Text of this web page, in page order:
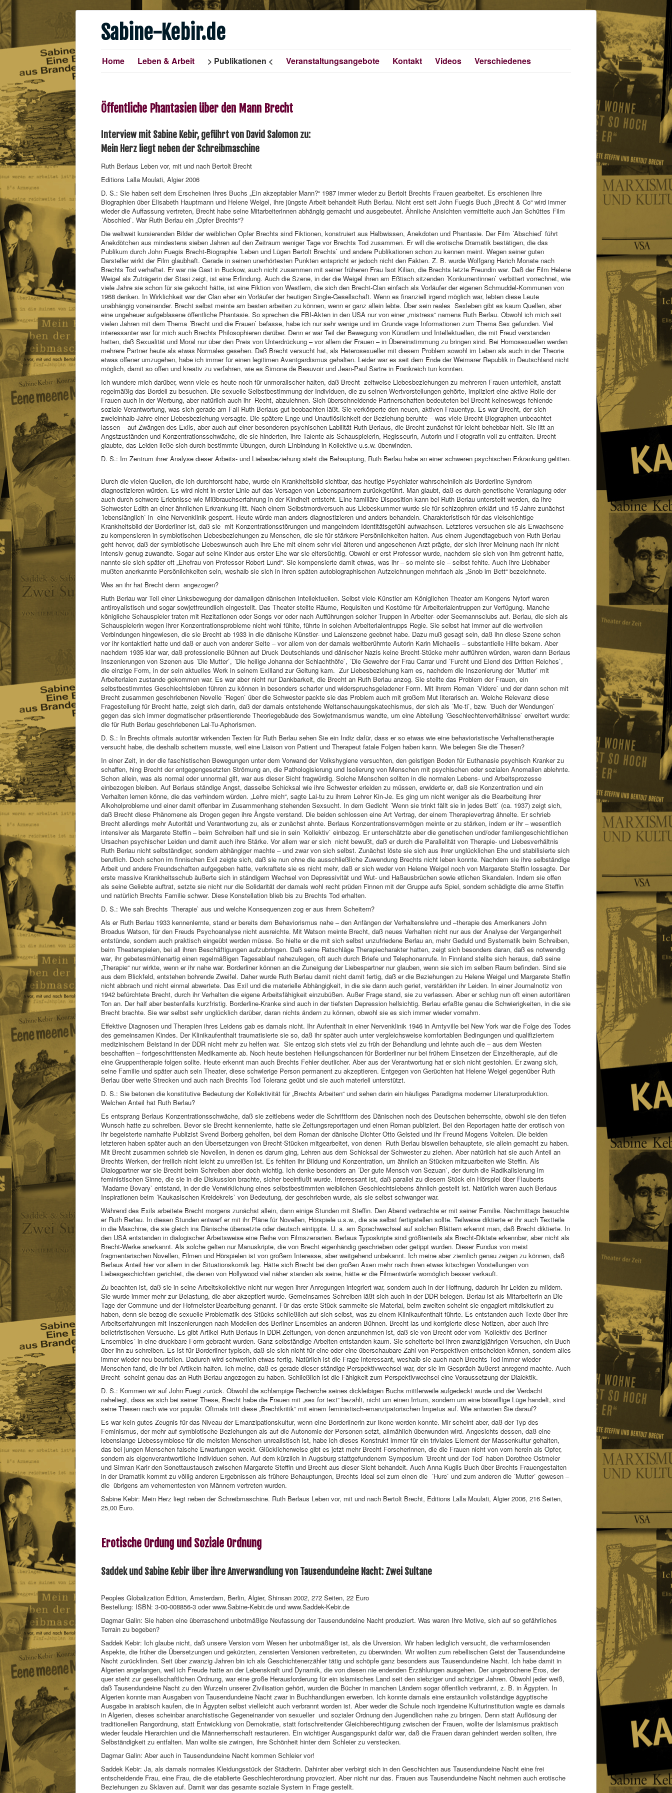
Sabine-Kebir.de
Home Leben & Arbeit Publikationen Veranstaltungsangebote Kontakt Videos Verschiedenes
Öffentliche Phantasien über den Mann Brecht
Interview mit Sabine Kebir, geführt von David Salomon zu:
Mein Herz liegt neben der Schreibmaschine
Ruth Berlaus Leben vor, mit und nach Bertolt Brecht
Editions Lalla Moulati, Algier 2006
D. S.: Sie haben seit dem Erscheinen Ihres Buchs „Ein akzeptabler Mann?“ 1987 immer wieder zu Bertolt Brechts Frauen gearbeitet. Es erschienen Ihre
Biographien über Elisabeth Hauptmann und Helene Weigel, ihre jüngste Arbeit behandelt Ruth Berlau. Nicht erst seit John Fuegis Buch „Brecht & Co“ wird immer
wieder die Auffassung vertreten, Brecht habe seine Mitarbeiterinnen abhängig gemacht und ausgebeutet. Ähnliche Ansichten vermittelte auch Jan Schüttes Film
´Abschied`. War Ruth Berlau ein „Opfer Brechts“?
Die weltweit kursierenden Bilder der weiblichen Opfer Brechts sind Fiktionen, konstruiert aus Halbwissen, Anekdoten und Phantasie. Der Film ´Abschied` führt
Anekdötchen aus mindestens sieben Jahren auf den Zeitraum weniger Tage vor Brechts Tod zusammen. Er will die erotische Dramatik bestätigen, die das
Publikum durch John Fuegis Brecht-Biographie ´Leben und Lügen Bertolt Brechts` und andere Publikationen schon zu kennen meint. Wegen seiner guten
Darsteller wirkt der Film glaubhaft. Gerade in seinen unerhörtesten Punkten entspricht er jedoch nicht den Fakten. Z. B. wurde Wolfgang Harich Monate nach
Brechts Tod verhaftet. Er war nie Gast in Buckow, auch nicht zusammen mit seiner früheren Frau Isot Kilian, die Brechts letzte Freundin war. Daß der Film Helene
Weigel als Zuträgerin der Stasi zeigt, ist eine Erfindung. Auch die Szene, in der die Weigel ihren am Eßtisch sitzenden ´Konkurrentinnen` verbittert vorrechnet, wie
viele Jahre sie schon für sie gekocht hätte, ist eine Fiktion von Westlern, die sich den Brecht-Clan einfach als Vorläufer der eigenen Schmuddel-Kommunen von
1968 denken. In Wirklichkeit war der Clan eher ein Vorläufer der heutigen Single-Gesellschaft. Wenn es finanziell irgend möglich war, lebten diese Leute
unabhängig voneinander. Brecht selbst meinte am besten arbeiten zu können, wenn er ganz allein lebte. Über sein reales Sexleben gibt es kaum Quellen, aber
eine ungeheuer aufgeblasene öffentliche Phantasie. So sprechen die FBI-Akten in den USA nur von einer „mistress“ namens Ruth Berlau. Obwohl ich mich seit
vielen Jahren mit dem Thema ´Brecht und die Frauen` befasse, habe ich nur sehr wenige und im Grunde vage Informationen zum Thema Sex gefunden. Viel
interessanter war für mich auch Brechts Philosophieren darüber. Denn er war Teil der Bewegung von Künstlern und Intellektuellen, die mit Freud verstanden
hatten, daß Sexualität und Moral nur über den Preis von Unterdrückung – vor allem der Frauen – in Übereinstimmung zu bringen sind. Bei Homosexuellen werden
mehrere Partner heute als etwas Normales gesehen. Daß Brecht versucht hat, als Heterosexueller mit diesem Problem sowohl im Leben als auch in der Theorie
etwas offener umzugehen, habe ich immer für einen legitimen Avantgardismus gehalten. Leider war es seit dem Ende der Weimarer Republik in Deutschland nicht
möglich, damit so offen und kreativ zu verfahren, wie es Simone de Beauvoir und Jean-Paul Sartre in Frankreich tun konnten.
Ich wundere mich darüber, wenn viele es heute noch für unmoralischer halten, daß Brecht zeitweise Liebesbeziehungen zu mehreren Frauen unterhielt, anstatt
regelmäßig das Bordell zu besuchen. Die sexuelle Selbstbestimmung der Individuen, die zu seinen Wertvorstellungen gehörte, impliziert eine aktive Rolle der
Frauen auch in der Werbung, aber natürlich auch ihr Recht, abzulehnen. Sich überschneidende Partnerschaften bedeuteten bei Brecht keineswegs fehlende
soziale Verantwortung, was sich gerade am Fall Ruth Berlaus gut beobachten läßt. Sie verkörperte den neuen, aktiven Frauentyp. Es war Brecht, der sich
zweieinhalb Jahre einer Liebesbeziehung versagte. Die spätere Enge und Unauflöslichkeit der Beziehung beruhte – was viele Brecht-Biographen unbeachtet
lassen – auf Zwängen des Exils, aber auch auf einer besonderen psychischen Labilität Ruth Berlaus, die Brecht zunächst für leicht behebbar hielt. Sie litt an
Angstzuständen und Konzentrationsschwäche, die sie hinderten, ihre Talente als Schauspielerin, Regisseurin, Autorin und Fotografin voll zu entfalten. Brecht
glaubte, das Leiden ließe sich durch bestimmte Übungen, durch Einbindung in Kollektive u.s.w. überwinden.
D. S.: Im Zentrum ihrer Analyse dieser Arbeits- und Liebesbeziehung steht die Behauptung, Ruth Berlau habe an einer schweren psychischen Erkrankung gelitten.
Durch die vielen Quellen, die ich durchforscht habe, wurde ein Krankheitsbild sichtbar, das heutige Psychiater wahrscheinlich als Borderline-Syndrom
diagnostizieren würden. Es wird nicht in erster Linie auf das Versagen von Lebenspartnern zurückgeführt. Man glaubt, daß es durch genetische Veranlagung oder
auch durch schwere Erlebnisse wie Mißbrauchserfahrung in der Kindheit entsteht. Eine familiäre Disposition kann bei Ruth Berlau unterstellt werden, da ihre
Schwester Edith an einer ähnlichen Erkrankung litt. Nach einem Selbstmordversuch aus Liebeskummer wurde sie für schizophren erklärt und 15 Jahre zunächst
´lebenslänglich` in eine Nervenklinik gesperrt. Heute würde man anders diagnostizieren und anders behandeln. Charakteristisch für das vielschichtige
Krankheitsbild der Borderliner ist, daß sie mit Konzentrationsstörungen und mangelndem Identitätsgefühl aufwachsen. Letzteres versuchen sie als Erwachsene
zu kompensieren in symbiotischen Liebesbeziehungen zu Menschen, die sie für stärkere Persönlichkeiten halten. Aus einem Jugendtagebuch von Ruth Berlau
geht hervor, daß der symbiotische Liebeswunsch auch ihre Ehe mit einem sehr viel älteren und angesehenen Arzt prägte, der sich ihrer Meinung nach ihr nicht
intensiv genug zuwandte. Sogar auf seine Kinder aus erster Ehe war sie eifersüchtig. Obwohl er erst Professor wurde, nachdem sie sich von ihm getrennt hatte,
nannte sie sich später oft „Ehefrau von Professor Robert Lund“. Sie kompensierte damit etwas, was ihr – so meinte sie – selbst fehlte. Auch ihre Liebhaber
mußten anerkannte Persönlichkeiten sein, weshalb sie sich in ihren späten autobiographischen Aufzeichnungen mehrfach als „Snob im Bett“ bezeichnete.
Was an ihr hat Brecht denn angezogen?
Ruth Berlau war Teil einer Linksbewegung der damaligen dänischen Intellektuellen. Selbst viele Künstler am Königlichen Theater am Kongens Nytorf waren
antiroyalistisch und sogar sowjetfreundlich eingestellt. Das Theater stellte Räume, Requisiten und Kostüme für Arbeiterlaientruppen zur Verfügung. Manche
königliche Schauspieler traten mit Rezitationen oder Songs vor oder nach Aufführungen solcher Truppen in Arbeiter- oder Seemannsclubs auf. Berlau, die sich als
Schauspielerin wegen ihrer Konzentrationsprobleme nicht wohl fühlte, führte in solchen Arbeiterlaientrupps Regie. Sie selbst hat immer auf die wertvollen
Verbindungen hingewiesen, die sie Brecht ab 1933 in die dänische Künstler- und Laienszene geebnet habe. Dazu muß gesagt sein, daß ihn diese Szene schon
vor ihr kontaktiert hatte und daß er auch von anderer Seite – vor allem von der damals weltberühmte Autorin Karin Michaelis – substantielle Hilfe bekam. Aber
nachdem 1935 klar war, daß professionelle Bühnen auf Druck Deutschlands und dänischer Nazis keine Brecht-Stücke mehr aufführen würden, waren dann Berlaus
Inszenierungen von Szenen aus ´Die Mutter`, ´Die heilige Johanna der Schlachthöfe`, ´Die Gewehre der Frau Carrar und ´Furcht und Elend des Dritten Reiches`,
die einzige Form, in der sein aktuelles Werk in seinem Exilland zur Geltung kam. Zur Liebesbeziehung kam es, nachdem die Inszenierung der ´Mutter` mit
Arbeiterlaien zustande gekommen war. Es war aber nicht nur Dankbarkeit, die Brecht an Ruth Berlau anzog. Sie stellte das Problem der Frauen, ein
selbstbestimmtes Geschlechtsleben führen zu können in besonders scharfer und widerspruchsgeladener Form. Mit ihrem Roman ´Videre` und der dann schon mit
Brecht zusammen geschriebenen Novelle ´Regen` über die Schwester packte sie das Problem auch mit großem Mut literarisch an. Welche Relevanz diese
Fragestellung für Brecht hatte, zeigt sich darin, daß der damals entstehende Weltanschauungskatechismus, der sich als ´Me-ti`, bzw. ´Buch der Wendungen`
gegen das sich immer dogmatischer präsentierende Theoriegebäude des Sowjetmarxismus wandte, um eine Abteilung ´Geschlechterverhältnisse` erweitert wurde:
die für Ruth Berlau geschriebenen Lai-Tu-Aphorismen.
D. S.: In Brechts oftmals autoritär wirkenden Texten für Ruth Berlau sehen Sie ein Indiz dafür, dass er so etwas wie eine behavioristische Verhaltenstherapie
versucht habe, die deshalb scheitern musste, weil eine Liaison von Patient und Therapeut fatale Folgen haben kann. Wie belegen Sie die Thesen?
In einer Zeit, in der die faschistischen Bewegungen unter dem Vorwand der Volkshygiene versuchten, den geistigen Boden für Euthanasie psychisch Kranker zu
schaffen, hing Brecht der entgegengesetzten Strömung an, die Pathologisierung und Isolierung von Menschen mit psychischen oder sozialen Anomalien ablehnte.
Schon allein, was als normal oder unnormal gilt, war aus dieser Sicht fragwürdig. Solche Menschen sollten in die normalen Lebens- und Arbeitsprozesse
einbezogen bleiben. Auf Berlaus ständige Angst, dasselbe Schicksal wie ihre Schwester erleiden zu müssen, erwiderte er, daß sie Konzentration und ein
Verhalten lernen könne, die das verhindern würden. „Lehre mich“, sagte Lai-tu zu ihrem Lehrer Kin-Je. Es ging um nicht weniger als die Bearbeitung ihrer
Alkoholprobleme und einer damit offenbar im Zusammenhang stehenden Sexsucht. In dem Gedicht ´Wenn sie trinkt fällt sie in jedes Bett` (ca. 1937) zeigt sich,
daß Brecht diese Phänomene als Drogen gegen ihre Ängste verstand. Die beiden schlossen eine Art Vertrag, der einem Therapievertrag ähnelte. Er schrieb
Brecht allerdings mehr Autorität und Verantwortung zu, als er zunächst ahnte. Berlaus Konzentrationsvermögen meinte er zu stärken, indem er ihr – wesentlich
intensiver als Margarete Steffin – beim Schreiben half und sie in sein ´Kollektiv` einbezog. Er unterschätzte aber die genetischen und/oder famliengeschichtlichen
Ursachen psychischer Leiden und damit auch ihre Stärke. Vor allem war er sich nicht bewußt, daß er durch die Parallelität von Therapie- und Liebesverhältnis
Ruth Berlau nicht selbständiger, sondern abhängiger machte – und zwar von sich selbst. Zunächst löste sie sich aus ihrer unglücklichen Ehe und stabilisierte sich
beruflich. Doch schon im finnischen Exil zeigte sich, daß sie nun ohne die ausschließliche Zuwendung Brechts nicht leben konnte. Nachdem sie ihre selbständige
Arbeit und andere Freundschaften aufgegeben hatte, verkraftete sie es nicht mehr, daß er sich weder von Helene Weigel noch von Margarete Steffin lossagte. Der
erste massive Krankheitsschub äußerte sich in ständigem Wechsel von Depressivität und Wut- und Haßausbrüchen sowie etlichen Skandalen. Indem sie offen
als seine Geliebte auftrat, setzte sie nicht nur die Solidarität der damals wohl recht prüden Finnen mit der Gruppe aufs Spiel, sondern schädigte die arme Steffin
und natürlich Brechts Familie schwer. Diese Konstellation blieb bis zu Brechts Tod erhalten.
D. S.: Wie sah Brechts ´Therapie` aus und welche Konsequenzen zog er aus ihrem Scheitern?
Als er Ruth Berlau 1933 kennenlernte, stand er bereits dem Behaviorismus nahe – den Anfängen der Verhaltenslehre und –therapie des Amerikaners John
Broadus Watson, für den Freuds Psychoanalyse nicht ausreichte. Mit Watson meinte Brecht, daß neues Verhalten nicht nur aus der Analyse der Vergangenheit
entstünde, sondern auch praktisch eingeübt werden müsse. So hielte er die mit sich selbst unzufriedene Berlau an, mehr Geduld und Systematik beim Schreiben,
beim Theaterspielen, bei all ihren Beschäftigungen aufzubringen. Daß seine Ratschläge Therapiecharakter hatten, zeigt sich besonders daran, daß es notwendig
war, ihr gebetesmühlenartig einen regelmäßigen Tagesablauf nahezulegen, oft auch durch Briefe und Telephonanrufe. In Finnland stellte sich heraus, daß seine
„Therapie“ nur wirkte, wenn er ihr nahe war. Borderliner können an die Zuneigung der Liebespartner nur glauben, wenn sie sich im selben Raum befinden. Sind sie
aus dem Blickfeld, entstehen bohrende Zweifel. Daher wurde Ruth Berlau damit nicht damit fertig, daß er die Beziehungen zu Helene Weigel und Margarete Steffin
nicht abbrach und nicht einmal abwertete. Das Exil und die materielle Abhängigkeit, in die sie dann auch geriet, verstärkten ihr Leiden. In einer Journalnotiz von
1942 befürchtete Brecht, durch ihr Verhalten die eigene Arbeitsfähigkeit einzubüßen. Außer Frage stand, sie zu verlassen. Aber er schlug nun oft einen autoritären
Ton an. Der half aber bestenfalls kurzfristig. Borderline-Kranke sind auch in der tiefsten Depression hellsichtig. Berlau erfaßte genau die Schwierigkeiten, in die sie
Brecht brachte. Sie war selbst sehr unglücklich darüber, daran nichts ändern zu können, obwohl sie es sich immer wieder vornahm.
Effektive Diagnosen und Therapien ihres Leidens gab es damals nicht. Ihr Aufenthalt in einer Nervenklinik 1946 in Amtyville bei New York war die Folge des Todes
des gemeinsamen Kindes. Der Klinikaufenthalt traumatisierte sie so, daß ihr später auch unter vergleichsweise komfortablen Bedingungen und qualifiziertem
medizinischem Beistand in der DDR nicht mehr zu helfen war. Sie entzog sich stets viel zu früh der Behandlung und lehnte auch die – aus dem Westen
beschafften – fortgeschrittensten Medikamente ab. Noch heute bestehen Heilungschancen für Borderliner nur bei frühem Einsetzen der Einzeltherapie, auf die
eine Gruppentherapie folgen sollte. Heute erkennt man auch Brechts Fehler deutlicher. Aber aus der Verantwortung hat er sich nicht gestohlen. Er zwang sich,
seine Familie und später auch sein Theater, diese schwierige Person permanent zu akzeptieren. Entgegen von Gerüchten hat Helene Weigel gegenüber Ruth
Berlau über weite Strecken und auch nach Brechts Tod Toleranz geübt und sie auch materiell unterstützt.
D. S.: Sie betonen die konstitutive Bedeutung der Kollektivität für „Brechts Arbeiten“ und sehen darin ein häufiges Paradigma moderner Literaturproduktion.
Welchen Anteil hat Ruth Berlau?
Es entsprang Berlaus Konzentrationsschwäche, daß sie zeitlebens weder die Schriftform des Dänischen noch des Deutschen beherrschte, obwohl sie den tiefen
Wunsch hatte zu schreiben. Bevor sie Brecht kennenlernte, hatte sie Zeitungsreportagen und einen Roman publiziert. Bei den Reportagen hatte der erotisch von
ihr begeisterte namhafte Publizist Svend Borberg geholfen, bei dem Roman der dänische Dichter Otto Gelsted und ihr Freund Mogens Voltelen. Die beiden
letzteren haben später auch an den Übersetzungen von Brecht-Stücken mitgearbeitet, von denen Ruth Berlau bisweilen behauptete, sie allein gemacht zu haben.
Mit Brecht zusammen schrieb sie Novellen, in denen es darum ging, Lehren aus dem Schicksal der Schwester zu ziehen. Aber natürlich hat sie auch Anteil an
Brechts Werken, der freilich nicht leicht zu umreißen ist. Es fehlten ihr Bildung und Konzentration, um ähnlich an Stücken mitzuarbeiten wie Steffin. Als
Dialogpartner war sie Brecht beim Schreiben aber doch wichtig. Ich denke besonders an ´Der gute Mensch von Sezuan`, der durch die Radikalisierung im
feministischen Sinne, die sie in die Diskussion brachte, sicher beeinflußt wurde. Interessant ist, daß parallel zu diesem Stück ein Hörspiel über Flauberts
´Madame Bovary` entstand, in der die Verwirklichung eines selbstbestimmten weiblichen Geschlechtslebens ähnlich gestellt ist. Natürlich waren auch Berlaus
Inspirationen beim ´Kaukasischen Kreidekreis` von Bedeutung, der geschrieben wurde, als sie selbst schwanger war.
Während des Exils arbeitete Brecht morgens zunächst allein, dann einige Stunden mit Steffin. Den Abend verbrachte er mit seiner Familie. Nachmittags besuchte
er Ruth Berlau. In diesen Stunden entwarf er mit ihr Pläne für Novellen, Hörspiele u.s.w., die sie selbst fertigstellen sollte. Teilweise diktierte er ihr auch Textteile
in die Maschine, die sie gleich ins Dänische übersetzte oder deutsch eintippte. U. a. am Sprachwechsel auf solchen Blättern erkennt man, daß Brecht diktierte. In
den USA entstanden in dialogischer Arbeitsweise eine Reihe von Filmszenarien. Berlaus Typoskripte sind größtenteils als Brecht-Diktate erkennbar, aber nicht als
Brecht-Werke anerkannt. Als solche gelten nur Manuskripte, die von Brecht eigenhändig geschrieben oder getippt wurden. Dieser Fundus von meist
fragmentarischen Novellen, Filmen und Hörspielen ist von großem Interesse, aber weitgehend unbekannt. Ich meine aber ziemlich genau zeigen zu können, daß
Berlaus Anteil hier vor allem in der Situationskomik lag. Hätte sich Brecht bei den großen Axen mehr nach ihren etwas kitschigen Vorstellungen von
Liebesgeschichten gerichtet, die denen von Hollywood viel näher standen als seine, hätte er die Filmentwürfe womöglich besser verkauft.
Zu beachten ist, daß sie in seine Arbeitskollektive nicht nur wegen ihrer Anregungen integriert war, sondern auch in der Hoffnung, dadurch ihr Leiden zu mildern.
Sie wurde immer mehr zur Belastung, die aber akzeptiert wurde. Gemeinsames Schreiben läßt sich auch in der DDR belegen. Berlau ist als Mitarbeiterin an Die
Tage der Commune und der Hofmeister-Bearbeitung genannt. Für das erste Stück sammelte sie Material, beim zweiten scheint sie engagiert mitdiskutiert zu
haben, denn sie bezog die sexuelle Problematik des Stücks schließlich auf sich selbst, was zu einem Klinikaufenthalt führte. Es entstanden auch Texte über ihre
Arbeitserfahrungen mit Inszenierungen nach Modellen des Berliner Ensembles an anderen Bühnen. Brecht las und korrigierte diese Notizen, aber auch ihre
belletristischen Versuche. Es gibt Artikel Ruth Berlaus in DDR-Zeitungen, von denen anzunehmen ist, daß sie von Brecht oder vom ´Kollektiv des Berliner
Ensembles´ in eine druckbare Form gebracht wurden. Ganz selbständige Arbeiten entstanden kaum. Sie scheiterte bei ihren zwanzigjährigen Versuchen, ein Buch
über ihn zu schreiben. Es ist für Borderliner typisch, daß sie sich nicht für eine oder eine überschaubare Zahl von Perspektiven entscheiden können, sondern alles
immer wieder neu beurteilen. Dadurch wird schwerlich etwas fertig. Natürlich ist die Frage interessant, weshalb sie auch nach Brechts Tod immer wieder
Menschen fand, die ihr bei Artikeln halfen. Ich meine, daß es gerade dieser ständige Perspektivwechsel war, der sie im Gespräch äußerst anregend machte. Auch
Brecht scheint genau das an Ruth Berlau angezogen zu haben. Schließlich ist die Fähigkeit zum Perspektivwechsel eine Voraussetzung der Dialektik.
D. S.: Kommen wir auf John Fuegi zurück. Obwohl die schlampige Recherche seines dickleibigen Buchs mittlerweile aufgedeckt wurde und der Verdacht
naheliegt, dass es sich bei seiner These, Brecht habe die Frauen mit „sex for text“ bezahlt, nicht um einen Irrtum, sondern um eine böswillige Lüge handelt, sind
seine Thesen nach wie vor populär. Oftmals tritt diese „Brechtkritik“ mit einem feministisch-emanzipatorischen Impetus auf. Wie antworten Sie darauf?
Es war kein gutes Zeugnis für das Niveau der Emanzipationskultur, wenn eine Borderlinerin zur Ikone werden konnte. Mir scheint aber, daß der Typ des
Feminismus, der mehr auf symbiotische Beziehungen als auf die Autonomie der Personen setzt, allmählich überwunden wird. Angesichts dessen, daß eine
lebenslange Liebessymbiose für die meisten Menschen unrealistisch ist, habe ich dieses Konstrukt immer für ein triviales Element der Massenkultur gehalten,
das bei jungen Menschen falsche Erwartungen weckt. Glücklicherweise gibt es jetzt mehr Brecht-Forscherinnen, die die Frauen nicht von vorn herein als Opfer,
sondern als eigenverantwortliche Individuen sehen. Auf dem kürzlich in Augsburg stattgefundenem Symposium ´Brecht und der Tod` haben Dorothee Ostmeier
und Simran Karir den Sonettaustausch zwischen Margarete Steffin und Brecht aus dieser Sicht behandelt. Auch Anna Kuglis Buch über Brechts Frauengestalten
in der Dramatik kommt zu völlig anderen Ergebnissen als frühere Behauptungen, Brechts Ideal sei zum einen die ´Hure` und zum anderen die ´Mutter` gewesen –
die übrigens am vehementesten von Männern vertreten wurden.
Sabine Kebir: Mein Herz liegt neben der Schreibmaschine. Ruth Berlaus Leben vor, mit und nach Bertolt Brecht, Editions Lalla Moulati, Algier 2006, 216 Seiten,
25,00 Euro.
Erotische Ordung und Soziale Ordnung
Saddek und Sabine Kebir über ihre Anverwandlung von Tausendundeine Nacht: Zwei Sultane
Peoples Globalization Edition, Amsterdam, Berlin, Algier, Shinsan 2002, 272 Seiten, 22 Euro
Bestellung: ISBN: 3-00-008856-3 oder www.Sabine-Kebir.de und www.Saddek-Kebir.de
Dagmar Galin: Sie haben eine überraschend unbotmäßige Neufassung der Tausendundeine Nacht produziert. Was waren Ihre Motive, sich auf so gefährliches
Terrain zu begeben?
Saddek Kebir: Ich glaube nicht, daß unsere Version vom Wesen her unbotmäßiger ist, als die Urversion. Wir haben lediglich versucht, die verharmlosenden
Aspekte, die früher die Übersetzungen und gekürzten, zensierten Versionen verbreiteten, zu überwinden. Wir wollten zum rebellischen Geist der Tausendundeine
Nacht zurückfinden. Seit über zwanzig Jahren bin ich als Geschichtenerzähler tätig und schöpfe ganz besonders aus Tausendundeine Nacht. Ich habe damit in
Algerien angefangen, weil ich Freude hatte an der Lebenskraft und Dynamik, die von diesen nie endenden Erzählungen ausgehen. Der ungebrochene Eros, der
quer steht zur gesellschaftlichen Ordnung, war eine große Herausforderung für ein islamisches Land seit den siebziger und achtziger Jahren. Obwohl jeder weiß,
daß Tausendundeine Nacht zu den Wurzeln unserer Zivilisation gehört, wurden die Bücher in manchen Ländern sogar öffentlich verbrannt, z. B. in Ägypten. In
Algerien konnte man Ausgaben von Tausendundeine Nacht zwar in Buchhandlungen erwerben. Ich konnte damals eine erstaunlich vollständige ägyptische
Ausgabe in arabisch kaufen, die in Ägypten selbst vielleicht auch verbrannt worden ist. Aber weder die Schule noch irgendeine Kulturinstitution wagte es damals
in Algerien, dieses scheinbar anarchistische Gegeneinander von sexueller und sozialer Ordnung den Jugendlichen nahe zu bringen. Denn statt Auflösung der
traditionellen Rangordnung, statt Entwicklung von Demokratie, statt fortschreitender Gleichberechtigung zwischen der Frauen, wollte der Islamismus praktisch
wieder feudale Hierarchien und die Männerherrschaft restaurieren. Ein wichtiger Ausgangspunkt dafür war, daß die Frauen daran gehindert werden sollten, ihre
Selbständigkeit zu entfalten. Man wollte sie zwingen, ihre Schönheit hinter dem Schleier zu verstecken.
Dagmar Galin: Aber auch in Tausendundeine Nacht kommen Schleier vor!
Saddek Kebir: Ja, als damals normales Kleidungsstück der Städterin. Dahinter aber verbirgt sich in den Geschichten aus Tausendundeine Nacht eine frei
entscheidende Frau, eine Frau, die die etablierte Geschlechterordnung provoziert. Aber nicht nur das. Frauen aus Tausendundeine Nacht nehmen auch erotische
Beziehungen zu Sklaven auf. Damit war das gesamte soziale System in Frage gestellt.